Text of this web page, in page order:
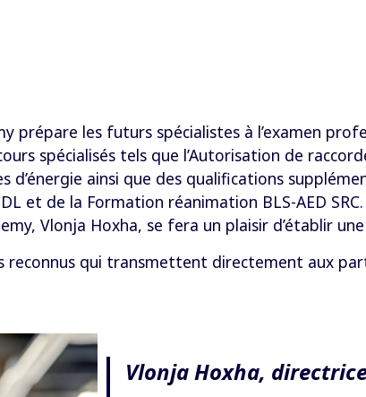
prépare les futurs spécialistes à l’examen
spécialisés tels que l’Autorisation de
d’énergie ainsi que des qualifications
et de la Formation réanimation BLS-AED
Vlonja Hoxha, se fera un plaisir d’établir
reconnus qui transmettent directement aux
Vlonja Hoxha,